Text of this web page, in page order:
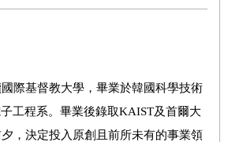
際基督教大學，畢業於韓國科學技術
工程系。畢業後錄取KAIST及首爾大
，決定投入原創且前所未有的事業領